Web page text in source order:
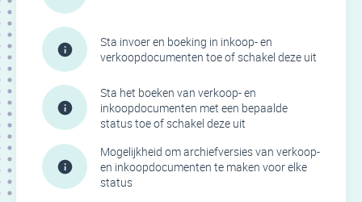
Sta invoer en boeking in inkoop- en
verkoopdocumenten toe of schakel deze uit
Sta het boeken van verkoop- en
inkoopdocumenten met een bepaalde
status toe of schakel deze uit
Mogelijkheid om archiefversies van verkoop-
en inkoopdocumenten te maken voor elke
status